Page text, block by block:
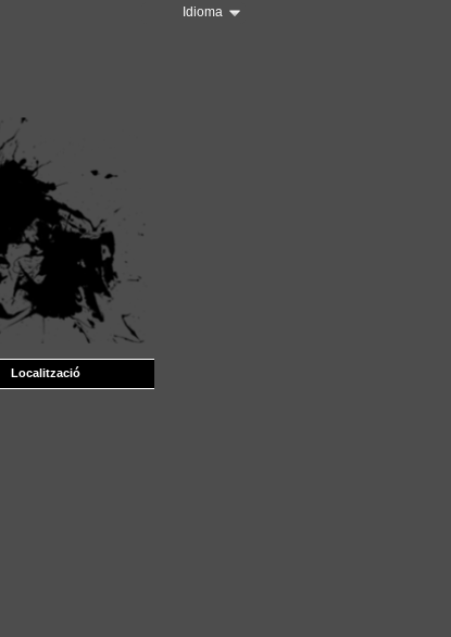
Idioma
Localització